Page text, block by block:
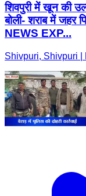
शिवपुरी में खून की
बोली- शराब में जहर
NEWS EXP...
Shivpuri, Shivpuri |